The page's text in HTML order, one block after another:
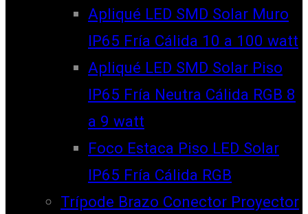
Apliqué LED SMD Solar Muro
IP65 Fría Cálida 10 a 100 watt
Apliqué LED SMD Solar Piso
IP65 Fría Neutra Cálida RGB 8
a 9 watt
Foco Estaca Piso LED Solar
IP65 Fría Cálida RGB
Trípode Brazo Conector Proyector